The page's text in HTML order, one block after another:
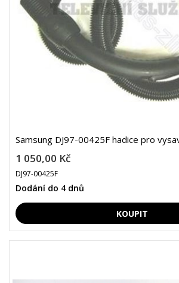
Samsung DJ97-00425F hadice pro
1 050,00 Kč
DJ97-00425F
Dodání do 4 dnů